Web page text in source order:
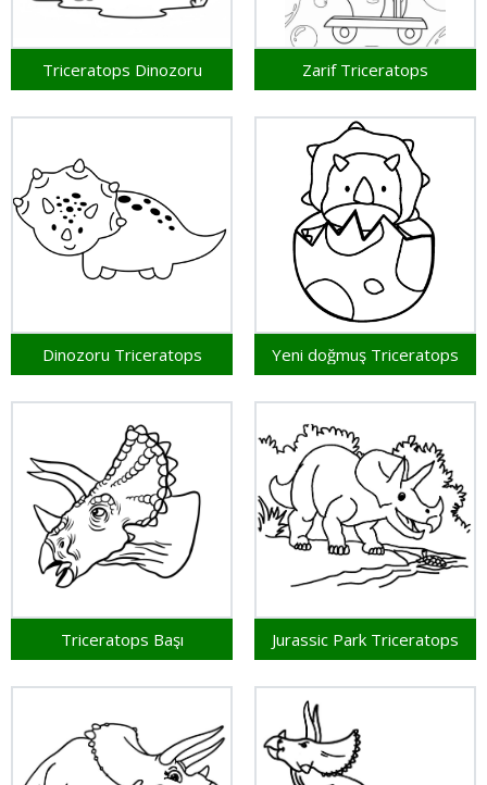
Triceratops Dinozoru Zarif Triceratops
Dinozoru Triceratops Yeni doğmuş Triceratops
Triceratops Başı Jurassic Park Triceratops